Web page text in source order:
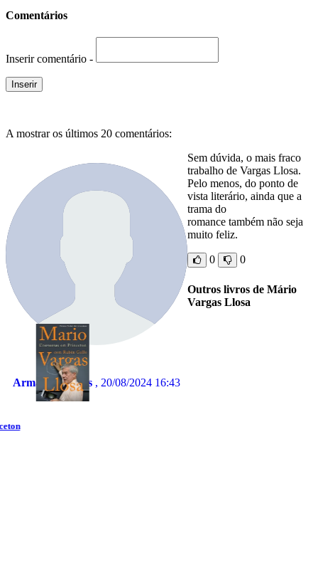
Comentários
Inserir comentário -
A mostrar os últimos 20 comentários:
Armando Seixas , 20/08/2024 16:43
Sem dúvida, o mais fraco
trabalho de Vargas Llosa.
Pelo menos, do ponto de
vista literário, ainda que a
trama do
romance também não seja
muito feliz.
0 0
Outros livros de Mário
Vargas Llosa